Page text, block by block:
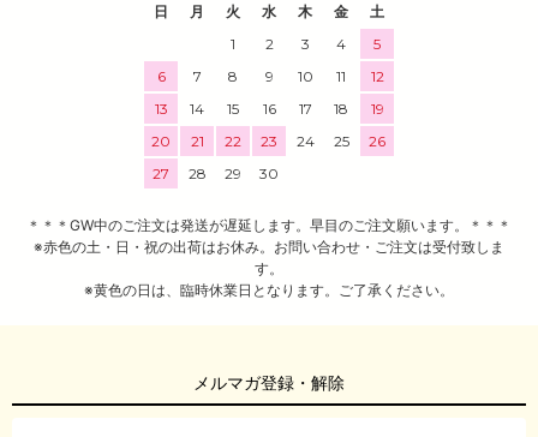
日
月 火 水 木 金
土
1
2 3 4
5
6
7 8 9 10 11
12
13
14 15 16 17 18
19
20
21 22 23 24 25
26
27
28 29 30
＊＊＊GW中のご注文は発送が遅延します。早目のご注文願います。＊＊＊
※赤色の土・日・祝の出荷はお休み。お問い合わせ・ご注文は受付致しま
す。
※黄色の日は、臨時休業日となります。ご了承ください。
メルマガ登録・解除